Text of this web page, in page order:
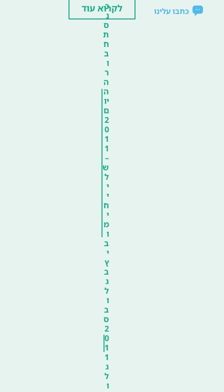
כתבו עלינו
כ
נ
ס
ת
ח
ב
ו
ר
ה
ה
יו
ם
2
0
1
1
–
ש
ל
י
י
ח
י
מ
ו
ב
י
ץ
ב
ג
ל
ו
ב
ס
2
0
1
1
ג
ל
ו
לקרוא עוד